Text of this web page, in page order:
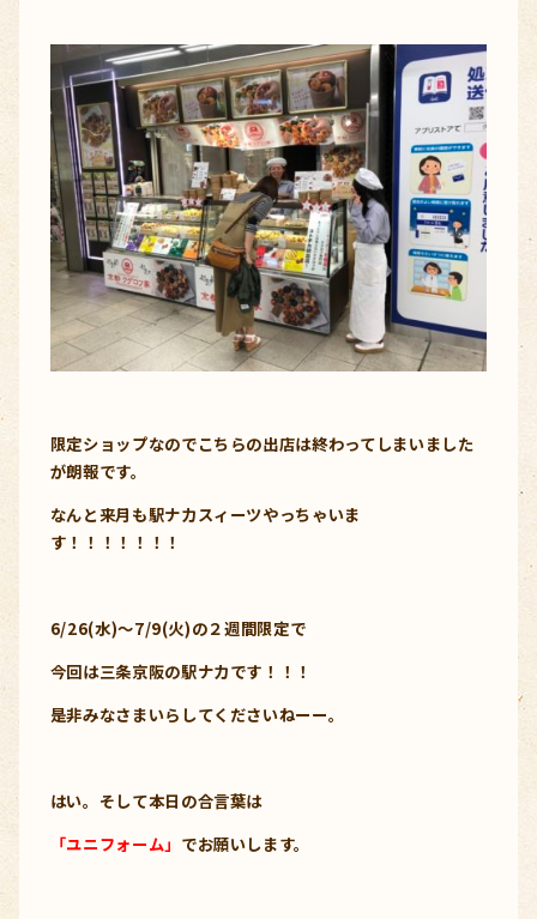
限定ショップなのでこちらの出店は終わってしまいました
が朗報です。
なんと来月も駅ナカスィーツやっちゃいま
す！！！！！！！
6/26(水)～7/9(火)の２週間限定で
今回は三条京阪の駅ナカです！！！
是非みなさまいらしてくださいねーー。
はい。そして本日の合言葉は
「ユニフォーム」 でお願いします。